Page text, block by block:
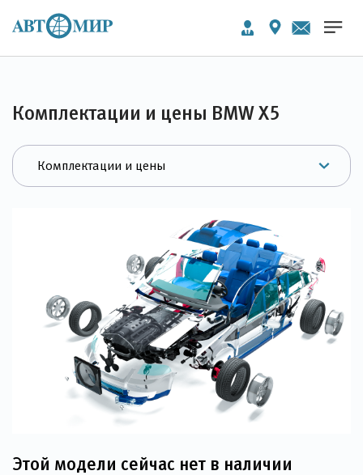
Комплектации и цены BMW X5
Этой модели сейчас нет в наличии